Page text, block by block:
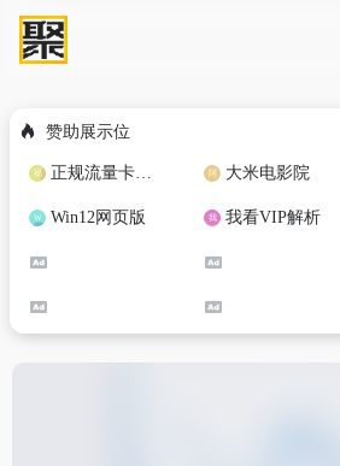
赞助展示位
正规流量卡免费加盟合作 大米电影院
Win12网页版 我看VIP解析